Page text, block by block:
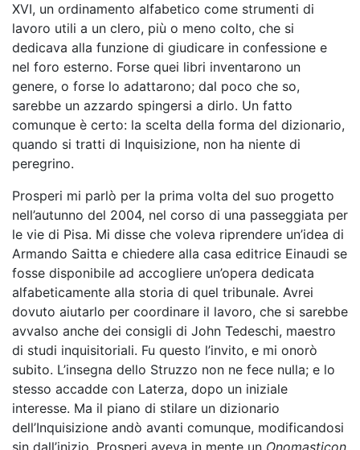
XVI, un ordinamento alfabetico come strumenti di
lavoro utili a un clero, più o meno colto, che si
dedicava alla funzione di giudicare in confessione e
nel foro esterno. Forse quei libri inventarono un
genere, o forse lo adattarono; dal poco che so,
sarebbe un azzardo spingersi a dirlo. Un fatto
comunque è certo: la scelta della forma del dizionario,
quando si tratti di Inquisizione, non ha niente di
peregrino.
Prosperi mi parlò per la prima volta del suo progetto
nell’autunno del 2004, nel corso di una passeggiata per
le vie di Pisa. Mi disse che voleva riprendere un’idea di
Armando Saitta e chiedere alla casa editrice Einaudi se
fosse disponibile ad accogliere un’opera dedicata
alfabeticamente alla storia di quel tribunale. Avrei
dovuto aiutarlo per coordinare il lavoro, che si sarebbe
avvalso anche dei consigli di John Tedeschi, maestro
di studi inquisitoriali. Fu questo l’invito, e mi onorò
subito. L’insegna dello Struzzo non ne fece nulla; e lo
stesso accadde con Laterza, dopo un iniziale
interesse. Ma il piano di stilare un dizionario
dell’Inquisizione andò avanti comunque, modificandosi
sin dall’inizio. Prosperi aveva in mente un Onomasticon